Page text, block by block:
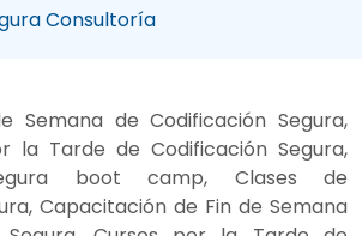
Consultoría
Semana de Codificación Segura,
la Tarde de Codificación Segura,
boot camp, Clases de
Capacitación de Fin de Semana